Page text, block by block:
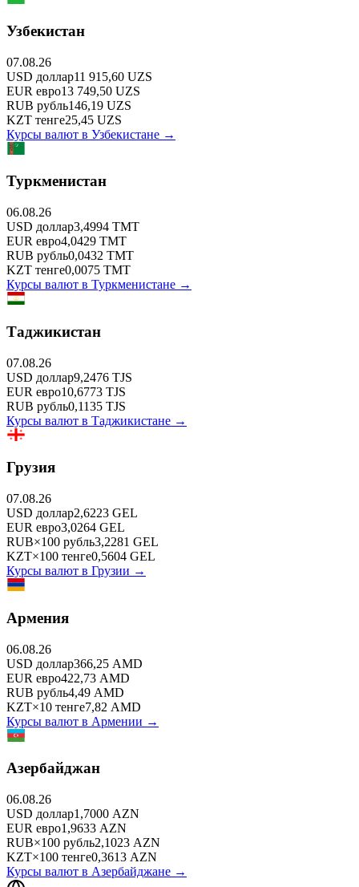
Узбекистан
07.08.26
USD доллар11 915,60 UZS
EUR евро13 749,50 UZS
RUB рубль146,19 UZS
KZT тенге25,45 UZS
Курсы валют в Узбекистане →
Туркменистан
06.08.26
USD доллар3,4994 TMT
EUR евро4,0429 TMT
RUB рубль0,0432 TMT
KZT тенге0,0075 TMT
Курсы валют в Туркменистане →
Таджикистан
07.08.26
USD доллар9,2476 TJS
EUR евро10,6773 TJS
RUB рубль0,1135 TJS
Курсы валют в Таджикистане →
Грузия
07.08.26
USD доллар2,6223 GEL
EUR евро3,0264 GEL
RUB×100 рубль3,2281 GEL
KZT×100 тенге0,5604 GEL
Курсы валют в Грузии →
Армения
06.08.26
USD доллар366,25 AMD
EUR евро422,73 AMD
RUB рубль4,49 AMD
KZT×10 тенге7,82 AMD
Курсы валют в Армении →
Азербайджан
06.08.26
USD доллар1,7000 AZN
EUR евро1,9633 AZN
RUB×100 рубль2,1023 AZN
KZT×100 тенге0,3613 AZN
Курсы валют в Азербайджане →